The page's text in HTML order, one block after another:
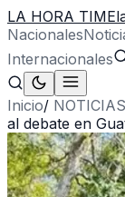
LA HORA TIME
Nacionales
Internacionales
Inicio/ NOTICIAS
al debate en